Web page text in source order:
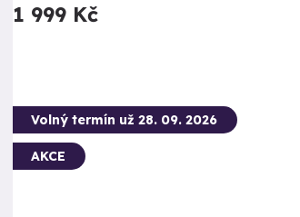
1 999 Kč
Volný termín už 28. 09. 2026
AKCE